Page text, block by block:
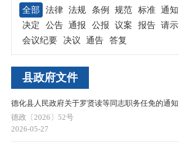
全部 法律 法规 条例 规范 标准 通知
决定
公告 通报 公报 议案 报告 请示
会议纪要
决议 通告 答复
县政府文件
德化县人民政府关于罗贤读等同志职务任免的通知
德政〔2026〕52号
2026-05-27